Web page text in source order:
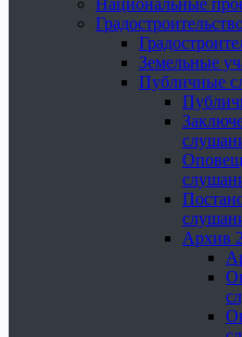
Национальные
Земельные
Публичные
Архив